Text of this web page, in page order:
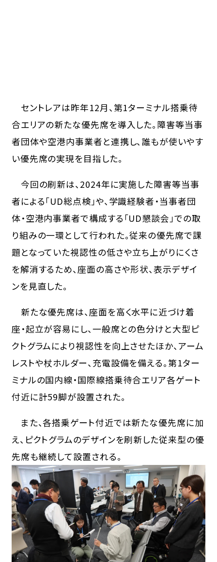
セントレアは昨年12月、第1ターミナル搭乗待
合エリアの新たな優先席を導入した。障害等当事
者団体や空港内事業者と連携し、誰もが使いやす
い優先席の実現を目指した。
今回の刷新は、2024年に実施した障害等当事
者による「UD総点検」や、学識経験者・当事者団
体・空港内事業者で構成する「UD懇談会」での取
り組みの一環として行われた。従来の優先席で課
題となっていた視認性の低さや立ち上がりにくさ
を解消するため、座面の高さや形状、表示デザイ
ンを見直した。
新たな優先席は、座面を高く水平に近づけ着
座・起立が容易にし、一般席との色分けと大型ピ
クトグラムにより視認性を向上させたほか、アーム
レストや杖ホルダー、充電設備を備える。第1ター
ミナルの国内線・国際線搭乗待合エリア各ゲート
付近に計59脚が設置された。
また、各搭乗ゲート付近では新たな優先席に加
え、ピクトグラムのデザインを刷新した従来型の優
先席も継続して設置される。